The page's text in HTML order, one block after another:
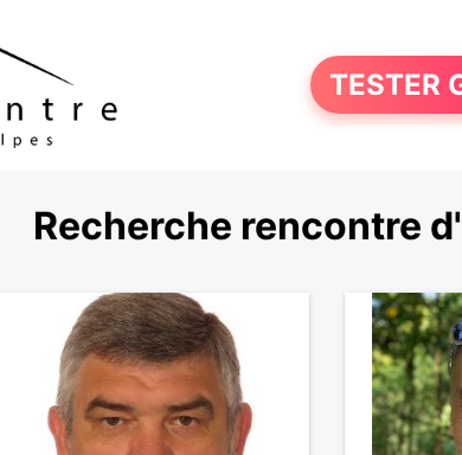
TESTER
Recherche rencontre